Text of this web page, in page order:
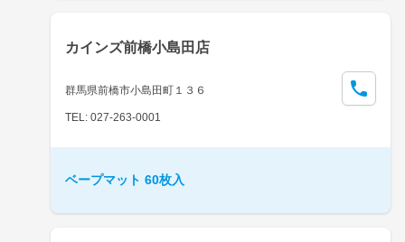
カインズ前橋小島田店
群馬県前橋市小島田町１３６
TEL: 027-263-0001
ベープマット 60枚入